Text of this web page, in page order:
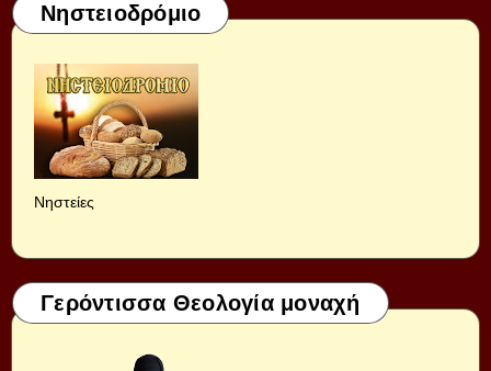
Νηστειοδρόμιο
Νηστείες
Γερόντισσα Θεολογία μοναχή